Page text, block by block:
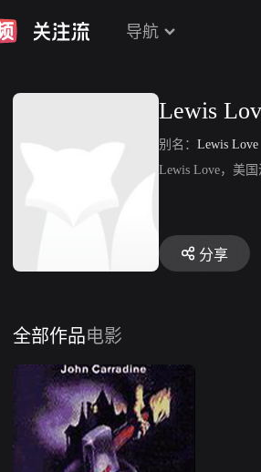
导航
Lewis
别名： Lewis Love
Lewis Love，美
分享
全部作品电影